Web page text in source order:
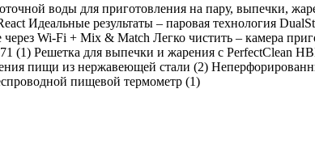
воды для приготовления на пару, выпечки,
Идеальные результаты – паровая технология
Wi-Fi + Mix & Match Легко чистить – камера
(1) Решетка для выпечки и жарения с PerfectClean
пищи из нержавеющей стали (2)
пищевой термометр (1)